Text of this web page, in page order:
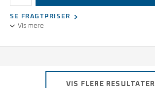
SE FRAGTPRISER
Vis mere
VIS FLERE RESULTATER